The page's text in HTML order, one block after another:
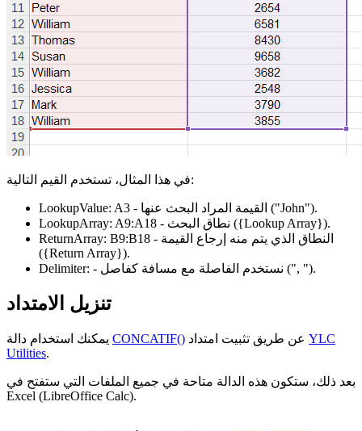
في هذا المثال، تستخدم القيم التالية:
LookupValue: A3 ("John").
LookupArray: A9:A18 ({Lookup Array}).
ReturnArray: B9:B18
- النطاق الذي يتم منه إرجاع القيمة
({Return Array}).
Delimiter:
(", ").
تنزيل الامتداد
CONCATIF()
YLC
Utilities.
بعد ذلك، ستكون هذه الدالة متاحة في جميع الملفات التي ستفتح في
Excel (LibreOffice Calc).